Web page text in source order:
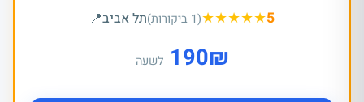
(1 ביקורות)★★★★★5 תל אביב📍
₪
190 לשעה